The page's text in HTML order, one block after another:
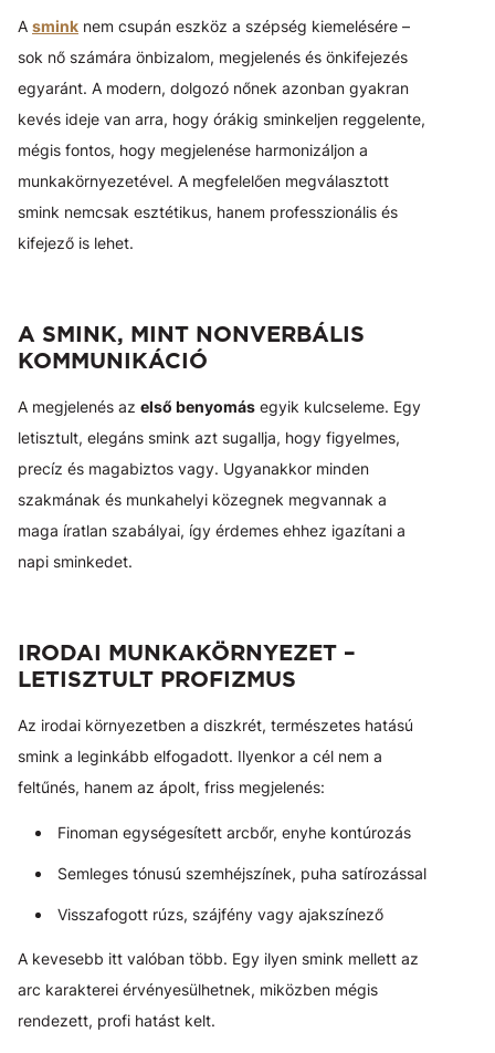
A smink nem csupán eszköz a szépség kiemelésére –
sok nő számára önbizalom, megjelenés és önkifejezés
egyaránt. A modern, dolgozó nőnek azonban gyakran
kevés ideje van arra, hogy órákig sminkeljen reggelente,
mégis fontos, hogy megjelenése harmonizáljon a
munkakörnyezetével. A megfelelően megválasztott
smink nemcsak esztétikus, hanem professzionális és
kifejező is lehet.
A SMINK, MINT NONVERBÁLIS
KOMMUNIKÁCIÓ
A megjelenés az első benyomás egyik kulcseleme. Egy
letisztult, elegáns smink azt sugallja, hogy figyelmes,
precíz és magabiztos vagy. Ugyanakkor minden
szakmának és munkahelyi közegnek megvannak a
maga íratlan szabályai, így érdemes ehhez igazítani a
napi sminkedet.
IRODAI MUNKAKÖRNYEZET –
LETISZTULT PROFIZMUS
Az irodai környezetben a diszkrét, természetes hatású
smink a leginkább elfogadott. Ilyenkor a cél nem a
feltűnés, hanem az ápolt, friss megjelenés:
Finoman egységesített arcbőr, enyhe kontúrozás
Semleges tónusú szemhéjszínek, puha satírozással
Visszafogott rúzs, szájfény vagy ajakszínező
A kevesebb itt valóban több. Egy ilyen smink mellett az
arc karakterei érvényesülhetnek, miközben mégis
rendezett, profi hatást kelt.